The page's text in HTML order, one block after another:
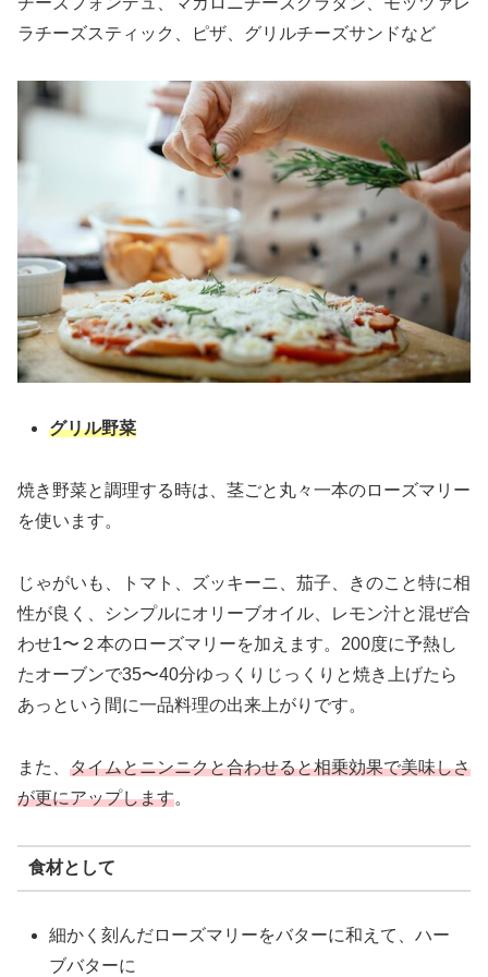
ラチーズスティック、ピザ、グリルチーズサンドなど
グリル野菜
焼き野菜と調理する時は、茎ごと丸々一本のローズマリー
を使います。
じゃがいも、トマト、ズッキーニ、茄子、きのこと特に相
性が良く、シンプルにオリーブオイル、レモン汁と混ぜ合
わせ1〜２本のローズマリーを加えます。200度に予熱し
たオーブンで35〜40分ゆっくりじっくりと焼き上げたら
あっという間に一品料理の出来上がりです。
また、 タイムとニンニクと合わせると相乗効果で美味しさ
が更にアップします。
食材として
細かく刻んだローズマリーをバターに和えて、ハー
ブバターに